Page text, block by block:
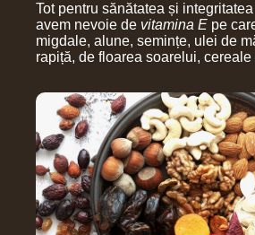
Tot pentru sănătatea și
avem nevoie de vitamina E pe
migdale, alune, semințe, ulei de
rapiță, de floarea soarelui, cereale